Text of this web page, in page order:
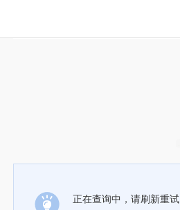
正在查询中，请刷新重试